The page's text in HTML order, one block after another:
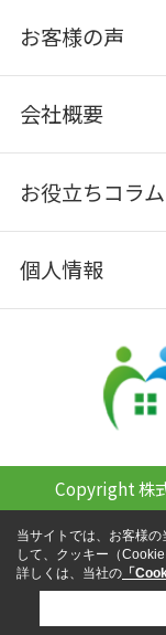
お客様の声
会社概要
お役立ちコラム
個人情報
Copyright 株
当サイトでは、お客様
して、クッキー（
詳しくは、当社の 「